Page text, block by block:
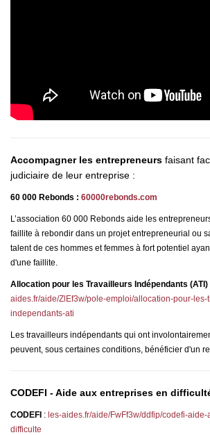
Accompagner les entrepreneurs faisant
judiciaire de leur entreprise :
60 000 Rebonds : 60000rebonds.com
L’association 60 000 Rebonds aide les
faillite à rebondir dans un projet entrepreneurial ou
talent de ces hommes et femmes à fort potentiel
d'une faillite.
Allocation pour les Travailleurs Indépendants (ATI)
aides.fr/aide/ZlEf3w/pole-emploi/allocation-pour-les-
independants-ati
Les travailleurs indépendants qui ont
peuvent, sous certaines conditions, bénéficier d'un
CODEFI - Aide aux entreprises en
CODEFI : les-aides.fr/aide/FwFf3w/ddfip/codefi-
difficulte